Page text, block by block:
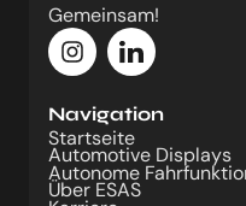
Gemeinsam!
Navigation
Startseite
Automotive Displays
Autonome
Über ESAS